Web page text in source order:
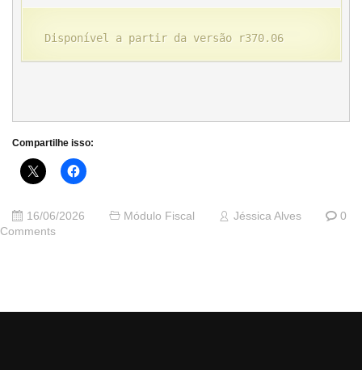
Disponível a partir da versão r370.06
Compartilhe isso:
16/06/2026 Módulo Fiscal Jéssica Alves
0
Comments